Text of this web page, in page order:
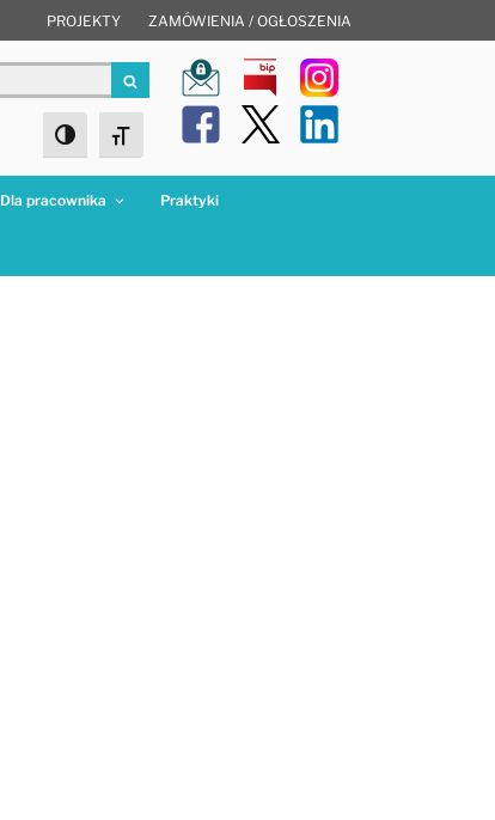
PROJEKTY ZAMÓWIENIA / OGŁOSZENIA
Szukaj
Toggle High Contrast
Toggle Font size
Dla pracownika Praktyki